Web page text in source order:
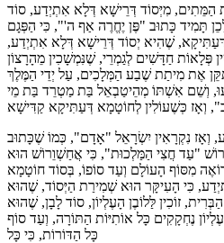
מִיְּסוֹד דְּרֵישָׁא דְּלָא אִתְיְדַע, סוֹד
תָּמִיד כָּתוּב "פֶּן יֶחֱרֶה אַף ה'", כִּי הַפְּגָם
שֶׁהִיא יְסוֹד דְּרֵישָׁא דְּלָא אִתְיְדַע,
פְּלָאוֹת חַדָּשִׁים לְגַמְרֵי, שֶׁנִּמְשָׁכִין מֵהָרָצוֹן
אֶת מִיתַת שֶׁבַע הַמְּלָכִים, עַל יְדֵי הַמֶּלֶךְ
וְשֵׁם אִשְׁתּוֹ מְהֵיטַבְאֵל בַּת מַטְרֵד בַּת מֵי
וְאָז נִקְרָאִין יִשְׂרָאֵל "אָדָם", כְּמוֹ שֶׁכָּתוּב
"עַד חֲצִי הַמַּלְכוּת", כִּי אֲחַשְׁוֵרוֹשׁ הוּא
מִסּוֹף הָעוֹלָם וְעַד סוֹפוֹ, בְּסוֹד חוֹטָמָא
כִּי הָעִיקָּר הוּא שְׁמִירַת הַיְּסוֹד, שֶׁהוּא
זוֹכִין לַּלוֹבֶן הָעֶלְיוֹן, סוֹד לָבָן, שֶׁהוּא
נֶחְקָקִים כָּל אוֹתִיּוֹת הַתּוֹרָה, וְעַד סוֹף
כָּל הַדּוֹרוֹת, כִּי כָּל